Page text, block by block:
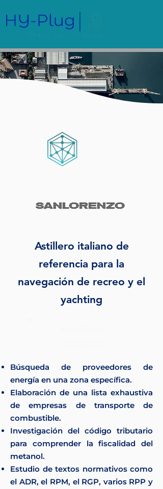
Astillero italiano de
referencia para la
navegación de recreo y el
yachting
Búsqueda de proveedores de
energía en una zona específica.
Elaboración de una lista exhaustiva
de empresas de transporte de
combustible.
Investigación del código tributario
para comprender la fiscalidad del
metanol.
Estudio de textos normativos como
el ADR, el RPM, el RGP, varios RPP y